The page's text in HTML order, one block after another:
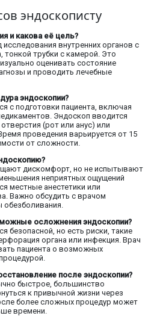
эндоскописту
и какова её цель?
внутренних органов с
трубки с камерой. Это
оценивать состояние
и проводить лечебные
эндоскопии?
с подготовки пациента, включая
Эндоскоп вводится
(рот или анус) или
проведения варьируется от 15
от сложности.
дискомфорт, но не испытывают
неприятных ощущений
местные анестетики или
Важно обсудить с врачом
осложнения эндоскопии?
безопасной, но есть риски, такие
органа или инфекция. Врач
пациента о возможных
после эндоскопии?
быстрое, большинство
к привычной жизни через
более сложных процедур может
времени.